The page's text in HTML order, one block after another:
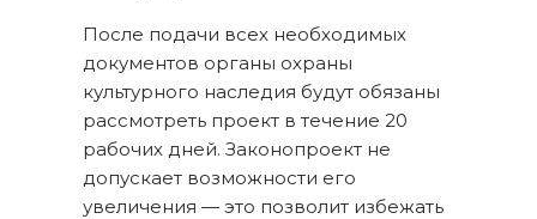
После подачи всех необходимых
документов органы охраны
культурного наследия будут обязаны
рассмотреть проект в течение 20
рабочих дней. Законопроект не
допускает возможности его
увеличения — это позволит избежать